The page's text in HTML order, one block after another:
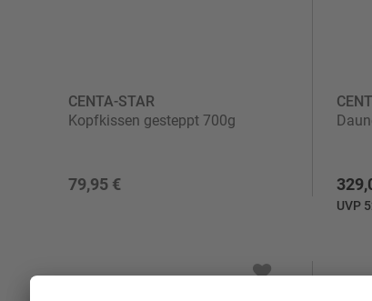
CENTA-STAR
Kopfkissen gesteppt 700g
79,95 €
UVP